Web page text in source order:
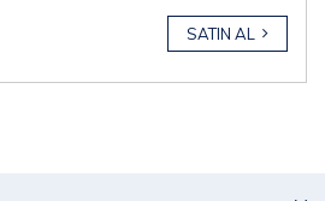
SATIN AL